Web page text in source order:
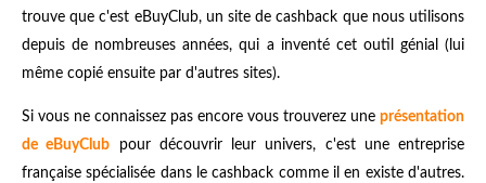
trouve que c'est eBuyClub, un site de cashback que nous utilisons
depuis de nombreuses années, qui a inventé cet outil génial (lui
même copié ensuite par d'autres sites).
Si vous ne connaissez pas encore vous trouverez une présentation
de eBuyClub pour découvrir leur univers, c'est une entreprise
française spécialisée dans le cashback comme il en existe d'autres.